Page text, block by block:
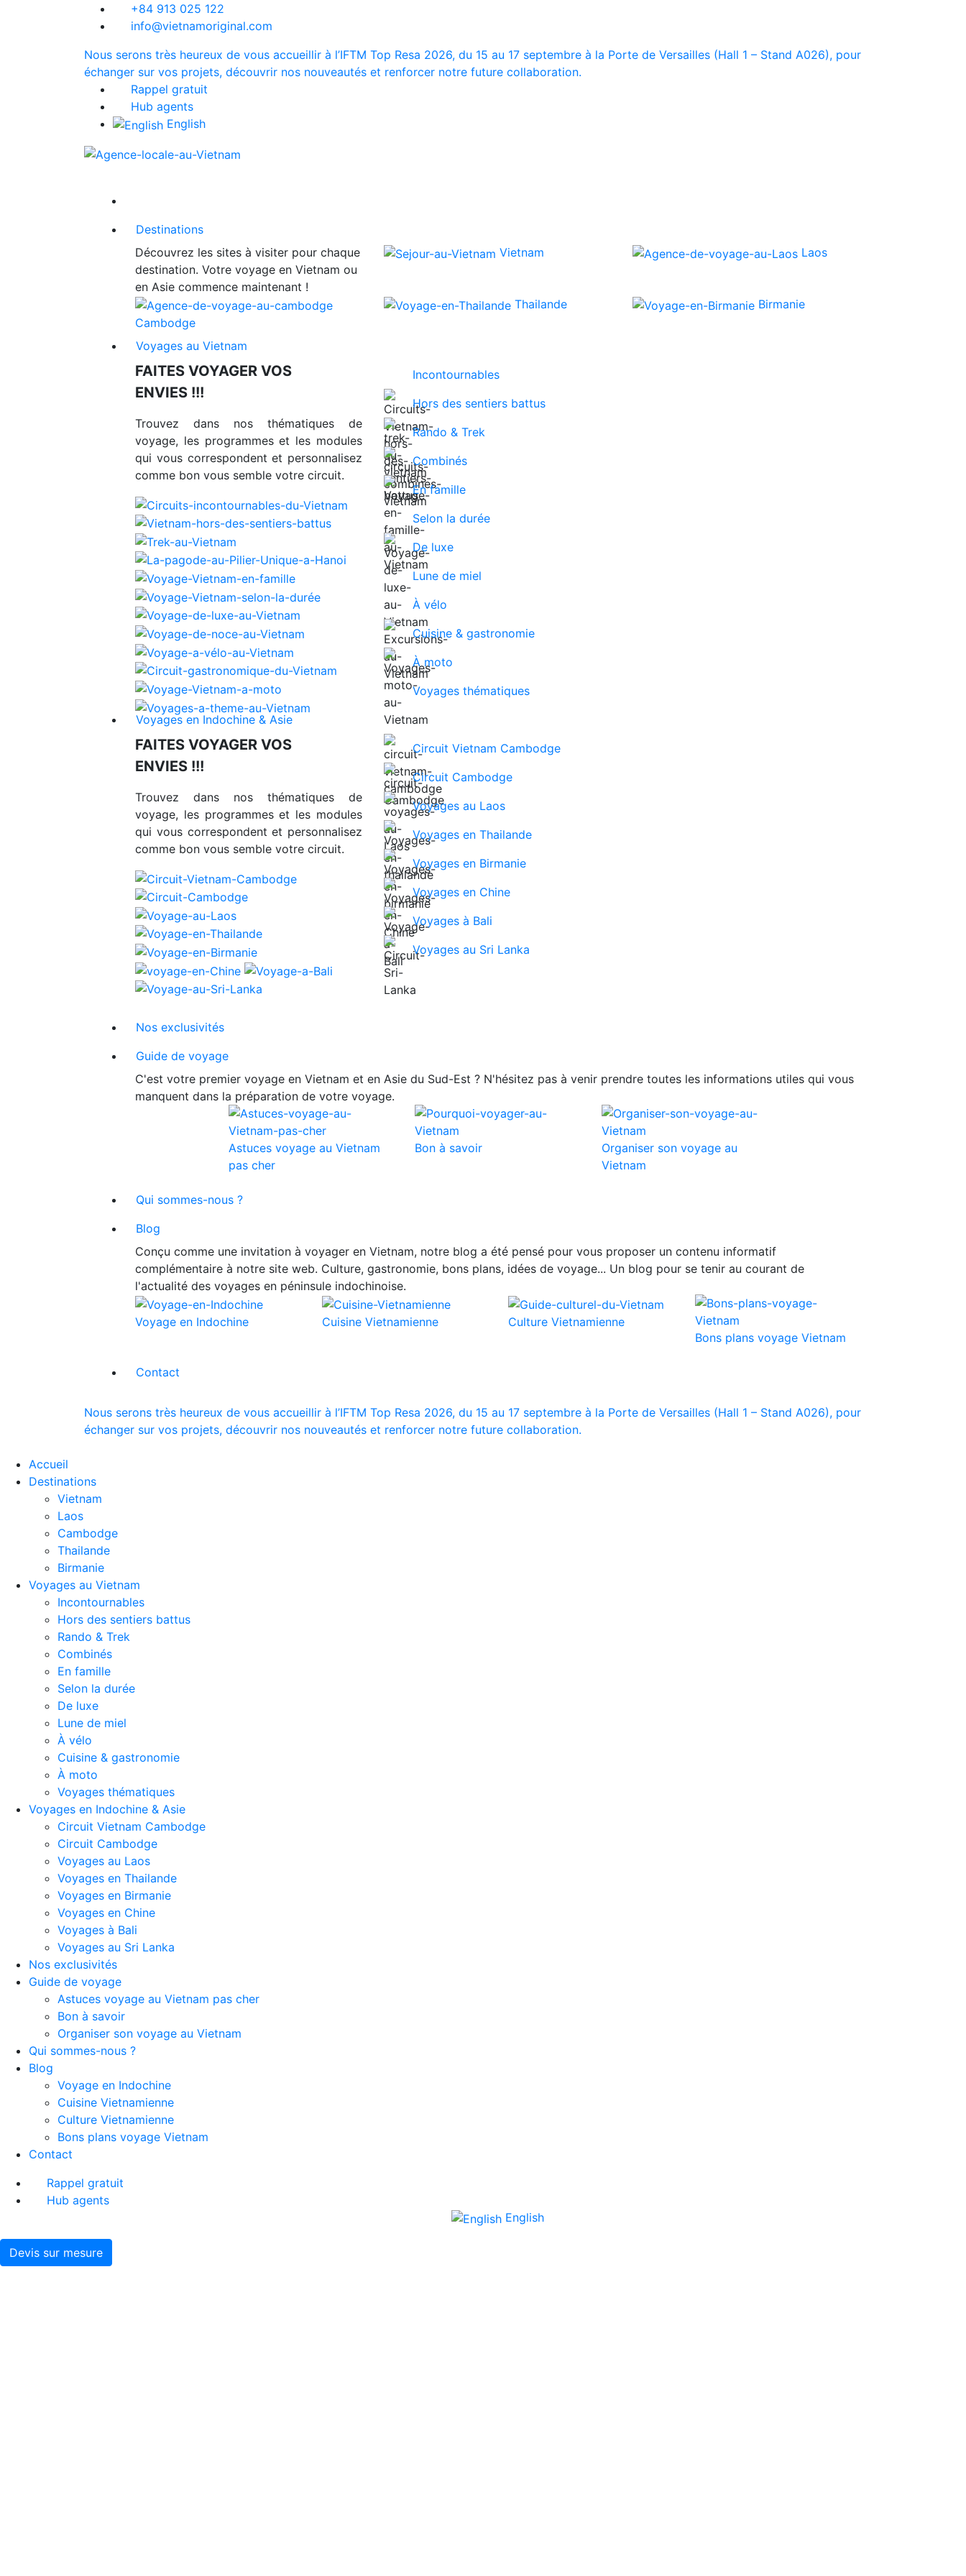
+84 913 025 122
info@vietnamoriginal.com
Nous serons très heureux de vous accueillir à l’IFTM Top Resa 2026, du 15 au 17 septembre à la Porte de Versailles (Hall 1 – Stand A026), pour
échanger sur vos projets, découvrir nos nouveautés et renforcer notre future collaboration.
Rappel gratuit
Hub agents
English
Destinations
Découvrez les sites à visiter pour chaque
destination. Votre voyage en Vietnam ou
en Asie commence maintenant !
Vietnam Laos
Cambodge
Thailande Birmanie
Voyages au Vietnam
FAITES VOYAGER VOS
ENVIES !!!
Trouvez dans nos thématiques de
voyage, les programmes et les modules
qui vous correspondent et personnalisez
comme bon vous semble votre circuit.
Incontournables
Hors des sentiers battus
Rando & Trek
Combinés
En famille
Selon la durée
De luxe
Lune de miel
À vélo
Cuisine & gastronomie
À moto
Voyages thématiques
Voyages en Indochine & Asie
FAITES VOYAGER VOS
ENVIES !!!
Trouvez dans nos thématiques de
voyage, les programmes et les modules
qui vous correspondent et personnalisez
comme bon vous semble votre circuit.
Circuit Vietnam Cambodge
Circuit Cambodge
Voyages au Laos
Voyages en Thailande
Voyages en Birmanie
Voyages en Chine
Voyages à Bali
Voyages au Sri Lanka
Nos exclusivités
Guide de voyage
C'est votre premier voyage en Vietnam et en Asie du Sud-Est ? N'hésitez pas à venir prendre toutes les informations utiles qui vous
manquent dans la préparation de votre voyage.
Astuces voyage au Vietnam
pas cher
Bon à savoir
Organiser son voyage au
Vietnam
Qui sommes-nous ?
Blog
Conçu comme une invitation à voyager en Vietnam, notre blog a été pensé pour vous proposer un contenu informatif
complémentaire à notre site web. Culture, gastronomie, bons plans, idées de voyage... Un blog pour se tenir au courant de
l'actualité des voyages en péninsule indochinoise.
Voyage en Indochine Cuisine Vietnamienne
Culture Vietnamienne
Bons plans voyage Vietnam
Contact
Nous serons très heureux de vous accueillir à l’IFTM Top Resa 2026, du 15 au 17 septembre à la Porte de Versailles (Hall 1 – Stand A026), pour
échanger sur vos projets, découvrir nos nouveautés et renforcer notre future collaboration.
Accueil
Destinations
Vietnam
Laos
Cambodge
Thailande
Birmanie
Voyages au Vietnam
Incontournables
Hors des sentiers battus
Rando & Trek
Combinés
En famille
Selon la durée
De luxe
Lune de miel
À vélo
Cuisine & gastronomie
À moto
Voyages thématiques
Voyages en Indochine & Asie
Circuit Vietnam Cambodge
Circuit Cambodge
Voyages au Laos
Voyages en Thailande
Voyages en Birmanie
Voyages en Chine
Voyages à Bali
Voyages au Sri Lanka
Nos exclusivités
Guide de voyage
Astuces voyage au Vietnam pas cher
Bon à savoir
Organiser son voyage au Vietnam
Qui sommes-nous ?
Blog
Voyage en Indochine
Cuisine Vietnamienne
Culture Vietnamienne
Bons plans voyage Vietnam
Contact
Rappel gratuit
Hub agents
English
Devis sur mesure